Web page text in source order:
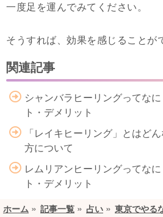
一度足を運んでみてください。
そうすれば、効果を感じることが
関連記事
シャンバラヒーリングってな
ト・デメリット
「レイキヒーリング」とはど
方について
レムリアンヒーリングってな
ト・デメリット
ホーム 記事一覧 占い 東京でやる